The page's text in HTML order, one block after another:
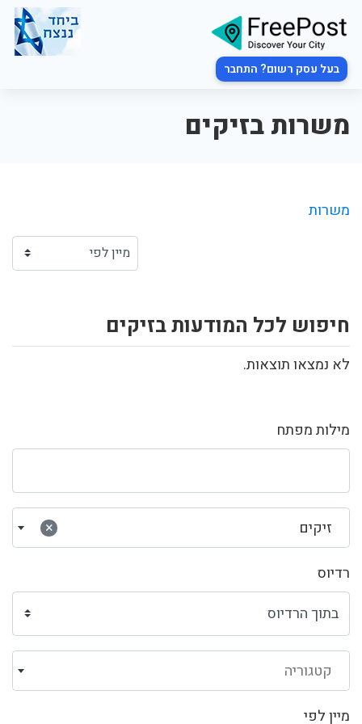
בעל עסק רשום? התחבר
משרות בזיקים
מילות מפתח
× זיקים
רדיוס
קטגוריה
מיין לפי
משרות
חיפוש לכל המודעות בזיקים
לא נמצאו תוצאות.